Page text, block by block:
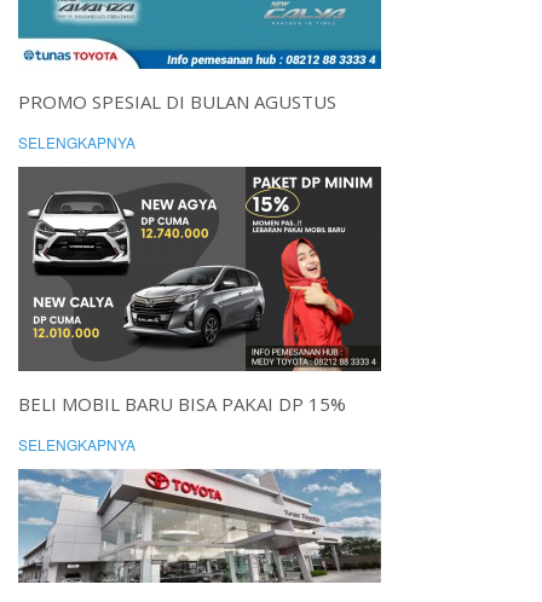
PROMO SPESIAL DI BULAN AGUSTUS
SELENGKAPNYA
BELI MOBIL BARU BISA PAKAI DP 15%
SELENGKAPNYA